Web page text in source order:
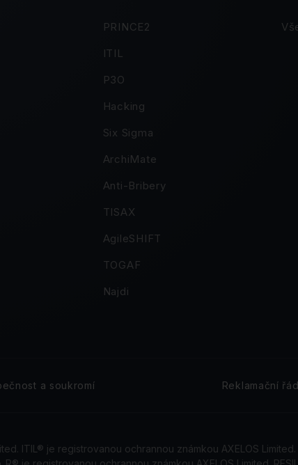
PRINCE2
ITIL
P3O
Hacking
Six Sigma
ArchiMate
Anti-Bribery
TISAX
AgileSHIFT
TOGAF
Najdi
a soukromí Reklamační řád
ITIL® je registrovanou ochrannou známkou AXELOS